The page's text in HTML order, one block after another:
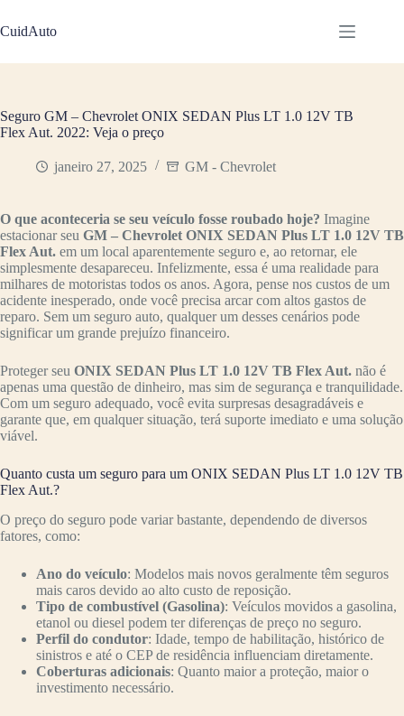
para
o
CuidAuto
Seguro GM – Chevrolet ONIX SEDAN Plus LT 1.0 12V TB
Flex Aut. 2022: Veja o preço
janeiro 27, 2025 GM - Chevrolet
O que aconteceria se seu veículo fosse roubado hoje? Imagine
estacionar seu GM – Chevrolet ONIX SEDAN Plus LT 1.0 12V TB
Flex Aut. em um local aparentemente seguro e, ao retornar, ele
simplesmente desapareceu. Infelizmente, essa é uma realidade para
milhares de motoristas todos os anos. Agora, pense nos custos de um
acidente inesperado, onde você precisa arcar com altos gastos de
reparo. Sem um seguro auto, qualquer um desses cenários pode
significar um grande prejuízo financeiro.
Proteger seu ONIX SEDAN Plus LT 1.0 12V TB Flex Aut. não é
apenas uma questão de dinheiro, mas sim de segurança e tranquilidade.
Com um seguro adequado, você evita surpresas desagradáveis e
garante que, em qualquer situação, terá suporte imediato e uma solução
viável.
Quanto custa um seguro para um ONIX SEDAN Plus LT 1.0 12V TB
Flex Aut.?
O preço do seguro pode variar bastante, dependendo de diversos
fatores, como:
Ano do veículo: Modelos mais novos geralmente têm seguros
mais caros devido ao alto custo de reposição.
Tipo de combustível (Gasolina): Veículos movidos a gasolina,
etanol ou diesel podem ter diferenças de preço no seguro.
Perfil do condutor: Idade, tempo de habilitação, histórico de
sinistros e até o CEP de residência influenciam diretamente.
Coberturas adicionais: Quanto maior a proteção, maior o
investimento necessário.